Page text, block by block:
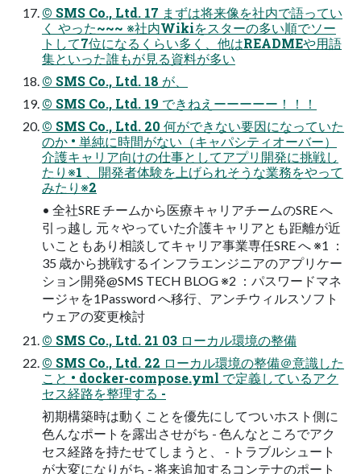
© SMS Co., Ltd. 17 まずは将来像を社内で語ってい
く やった~~~ ※社内Wikiをスターの多い順でソー
トして7位になるくらい多く、他はREADMEや用語
集といった誰もが見る資料が多い
© SMS Co., Ltd. 18 が、
© SMS Co., Ltd. 19 できねえーーーーー！！！
© SMS Co., Ltd. 20 何ができない要因になっていた
のか • 単純に時間がない（キャパシティオーバー）
介護キャリア向けの仕事としてアプリ開発に挑戦し
たり※1 、開発者体験を上げられそうな業務をやって
みたり※2
• 全社SRE チームから医療キャリアチームのSRE へ
引っ越し 元々やっていた介護キャリアとも距離が近
いこともあり相談してキャリア事業専任SRE へ ※1 ：
35 歳から挑戦するインフラエンジニアのアプリケー
ション開発@SMS TECH BLOG ※2 ：パスワードマネ
ージャを1Password へ移行、アンチウィルスソフト
ウェアの変更検討
© SMS Co., Ltd. 21 03 ローカル環境の整備
© SMS Co., Ltd. 22 ローカル環境の整備＠意識した
こと • docker-compose.yml で定義しているアク
セス経路を整理する -
初期構築時は動くことを優先にしてついホスト側に
色んなポートを露出させがち - 色んなところでアク
セス経路を持たせてしまうと、 - トラブルシュート
が大変になりがち - 将来追加するコンテナのポート